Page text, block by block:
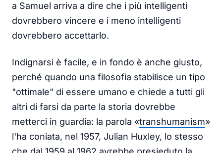
a Samuel arriva a dire che i più intelligenti
dovrebbero vincere e i meno intelligenti
dovrebbero accettarlo.
Indignarsi è facile, e in fondo è anche giusto,
perché quando una filosofia stabilisce un tipo
"ottimale" di essere umano e chiede a tutti gli
altri di farsi da parte la storia dovrebbe
metterci in guardia: la parola «transhumanism»
l'ha coniata, nel 1957, Julian Huxley, lo stesso